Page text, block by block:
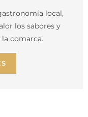
local,
los sabores y
comarca.